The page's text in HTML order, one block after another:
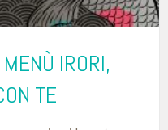
IRORI,
TE